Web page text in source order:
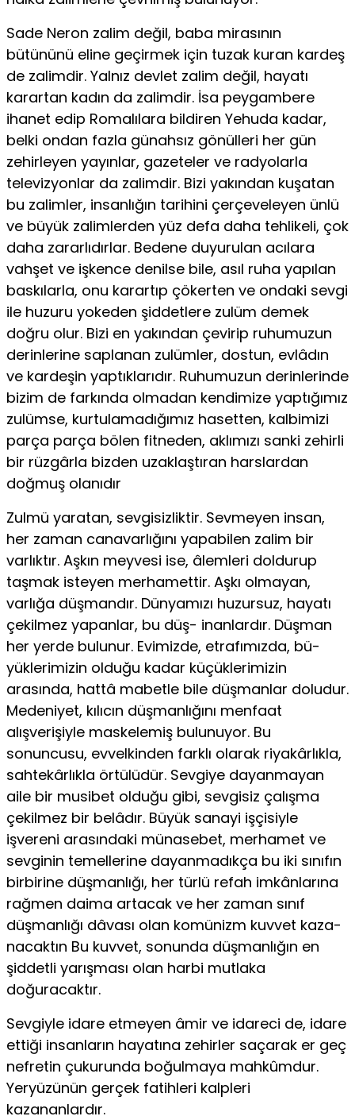
Sade Neron zalim değil, baba mirasının
bütününü eline geçirmek için tuzak kuran kardeş
de zalimdir. Yalnız devlet zalim değil, hayatı
karartan kadın da zalimdir. İsa peygambere
ihanet edip Romalılara bildiren Yehuda kadar,
belki ondan fazla günahsız gönülleri her gün
zehir­leyen yayınlar, gazeteler ve radyolarla
televizyonlar da zalimdir. Bizi yakından kuşatan
bu zalimler, insanlığın tarihini çerçeveleyen ünlü
ve büyük zalimlerden yüz defa daha tehlikeli, çok
daha zarar­lıdırlar. Bedene duyurulan acılara
vahşet ve işkence denilse bile, asıl ruha yapılan
baskılarla, onu karartıp çökerten ve ondaki sevgi
ile huzuru yokeden şiddetlere zulüm demek
doğru olur. Bizi en ya­kından çevirip ruhumuzun
derinlerine saplanan zulümler, dostun, evlâdın
ve kardeşin yaptıklarıdır. Ruhumuzun derinlerinde
bizim de farkında olmadan kendimize yaptığımız
zulümse, kurtulamadı­ğımız hasetten, kalbimizi
parça parça bölen fitneden, aklımızı san­ki zehirli
bir rüzgârla bizden uzaklaştıran harslardan
doğmuş olanı­dır
Zulmü yaratan, sevgisizliktir. Sevmeyen insan,
her zaman ca­navarlığını yapabilen zalim bir
varlıktır. Aşkın meyvesi ise, âlemleri doldurup
taşmak isteyen merhamettir. Aşkı olmayan,
varlığa düşmandır. Dünyamızı huzursuz, hayatı
çekilmez yapanlar, bu düş- inanlardır. Düşman
her yerde bulunur. Evimizde, etrafımızda, bü­
yüklerimizin olduğu kadar küçüklerimizin
arasında, hattâ mabetle bile düşmanlar doludur.
Medeniyet, kılıcın düşmanlığını menfaat
alışverişiyle maskelemiş bulunuyor. Bu
sonuncusu, evvelkinden farklı olarak riyakârlıkla,
sahtekârlıkla örtülüdür. Sevgiye dayan­mayan
aile bir musibet olduğu gibi, sevgisiz çalışma
çekilmez bir belâdır. Büyük sanayi işçisiyle
işvereni arasındaki münasebet, mer­hamet ve
sevginin temellerine dayanmadıkça bu iki sınıfın
birbiri­ne düşmanlığı, her türlü refah imkânlarına
rağmen daima artacak ve her zaman sınıf
düşmanlığı dâvası olan komünizm kuvvet kaza­
nacaktın Bu kuvvet, sonunda düşmanlığın en
şiddetli yarışması olan harbi mutlaka
doğuracaktır.
Sevgiyle idare etmeyen âmir ve idareci de, idare
ettiği insanla­rın hayatına zehirler saçarak er geç
nefretin çukurunda boğulmaya mahkûmdur.
Yeryüzünün gerçek fatihleri kalpleri
kazananlardır.